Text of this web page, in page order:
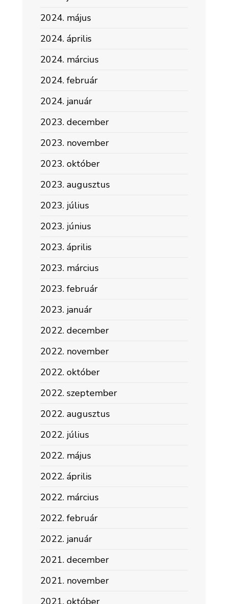
2024. május
2024. április
2024. március
2024. február
2024. január
2023. december
2023. november
2023. október
2023. augusztus
2023. július
2023. június
2023. április
2023. március
2023. február
2023. január
2022. december
2022. november
2022. október
2022. szeptember
2022. augusztus
2022. július
2022. május
2022. április
2022. március
2022. február
2022. január
2021. december
2021. november
2021. október